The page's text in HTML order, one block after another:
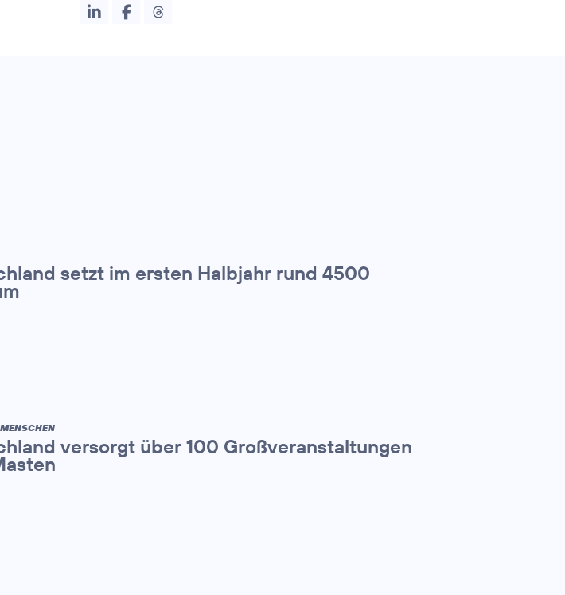
setzt im ersten Halbjahr rund 4500
versorgt über 100 Großveranstaltungen